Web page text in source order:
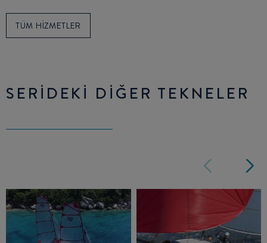
TÜM HIZMETLER
SERIDEKI DIĞER TEKNELER